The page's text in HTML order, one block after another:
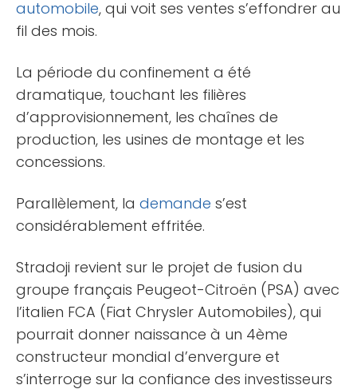
automobile, qui voit ses ventes s’effondrer au
fil des mois.
La période du confinement a été
dramatique, touchant les filières
d’approvisionnement, les chaînes de
production, les usines de montage et les
concessions.
Parallèlement, la demande s’est
considérablement effritée.
Stradoji revient sur le projet de fusion du
groupe français Peugeot-Citroën (PSA) avec
l’italien FCA (Fiat Chrysler Automobiles), qui
pourrait donner naissance à un 4ème
constructeur mondial d’envergure et
s’interroge sur la confiance des investisseurs